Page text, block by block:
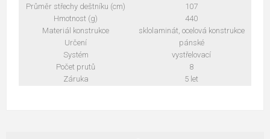
Průměr střechy deštníku (cm)
107
Hmotnost (g)
440
Materiál konstrukce
sklolaminát, ocelová konstrukce
Určení
pánské
Systém
vystřelovací
Počet prutů
8
Záruka
5 let